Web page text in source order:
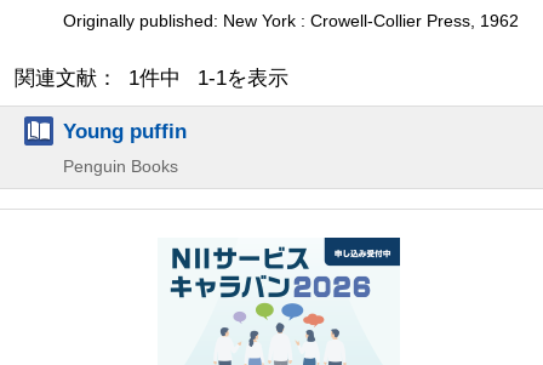
Originally published: New York : Crowell-Collier Press, 1962
関連文献： 1件中 1-1を表示
Young puffin
Penguin Books